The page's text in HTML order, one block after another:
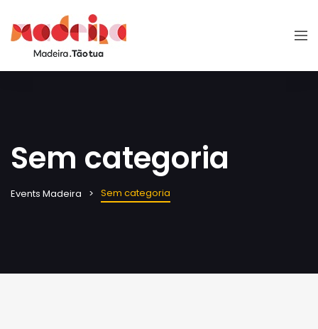
Sem categoria
Events Madeira Sem categoria